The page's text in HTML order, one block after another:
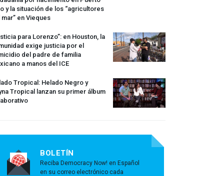
y la situación de los “agricultores
mar” en Vieques
para Lorenzo”: en Houston, la
exige justicia por el
del padre de familia
a manos del ICE
Tropical: Helado Negro y
Tropical lanzan su primer álbum
BOLETÍN
Reciba Democracy Now! en Español
en su correo electrónico cada